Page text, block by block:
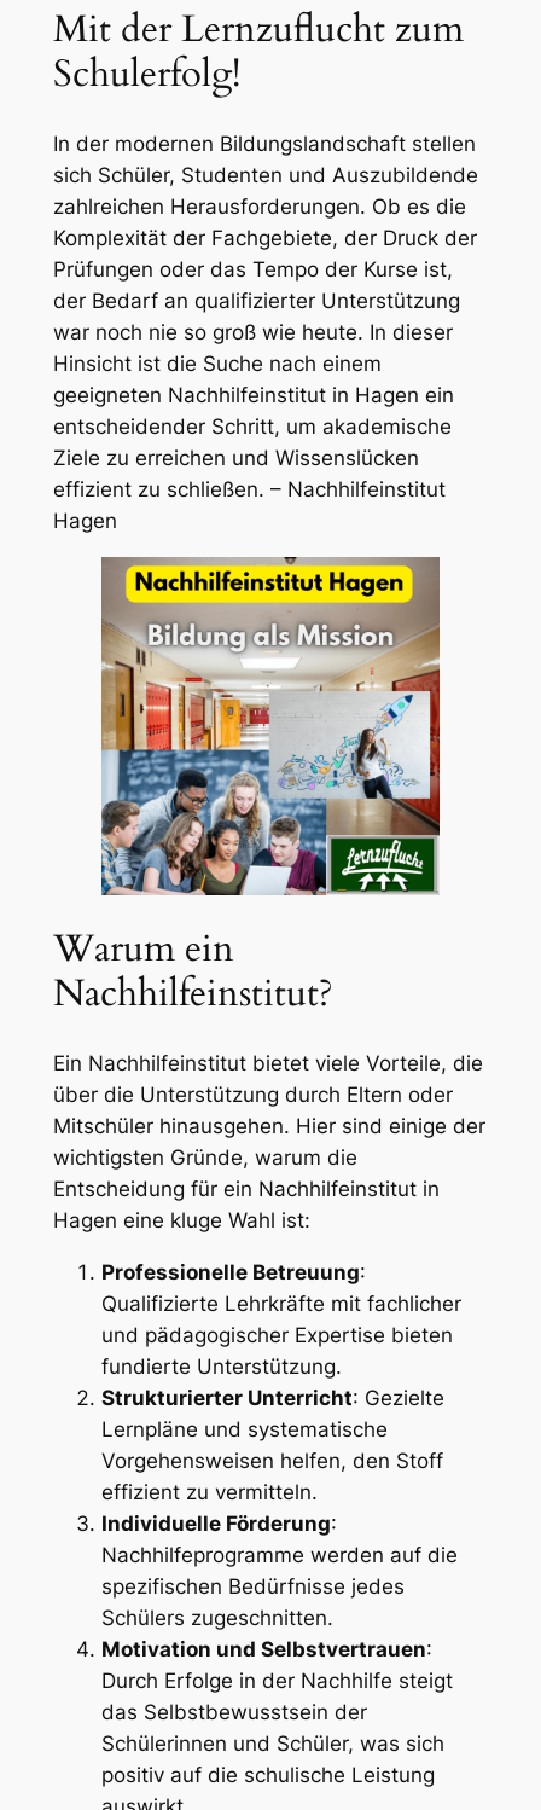
Mit der Lernzuflucht zum
Schulerfolg!
In der modernen Bildungslandschaft stellen
sich Schüler, Studenten und Auszubildende
zahlreichen Herausforderungen. Ob es die
Komplexität der Fachgebiete, der Druck der
Prüfungen oder das Tempo der Kurse ist,
der Bedarf an qualifizierter Unterstützung
war noch nie so groß wie heute. In dieser
Hinsicht ist die Suche nach einem
geeigneten Nachhilfeinstitut in Hagen ein
entscheidender Schritt, um akademische
Ziele zu erreichen und Wissenslücken
effizient zu schließen. – Nachhilfeinstitut
Hagen
Warum ein
Nachhilfeinstitut?
Ein Nachhilfeinstitut bietet viele Vorteile, die
über die Unterstützung durch Eltern oder
Mitschüler hinausgehen. Hier sind einige der
wichtigsten Gründe, warum die
Entscheidung für ein Nachhilfeinstitut in
Hagen eine kluge Wahl ist:
Professionelle Betreuung:
Qualifizierte Lehrkräfte mit fachlicher
und pädagogischer Expertise bieten
fundierte Unterstützung.
Strukturierter Unterricht: Gezielte
Lernpläne und systematische
Vorgehensweisen helfen, den Stoff
effizient zu vermitteln.
Individuelle Förderung:
Nachhilfeprogramme werden auf die
spezifischen Bedürfnisse jedes
Schülers zugeschnitten.
Motivation und Selbstvertrauen:
Durch Erfolge in der Nachhilfe steigt
das Selbstbewusstsein der
Schülerinnen und Schüler, was sich
positiv auf die schulische Leistung